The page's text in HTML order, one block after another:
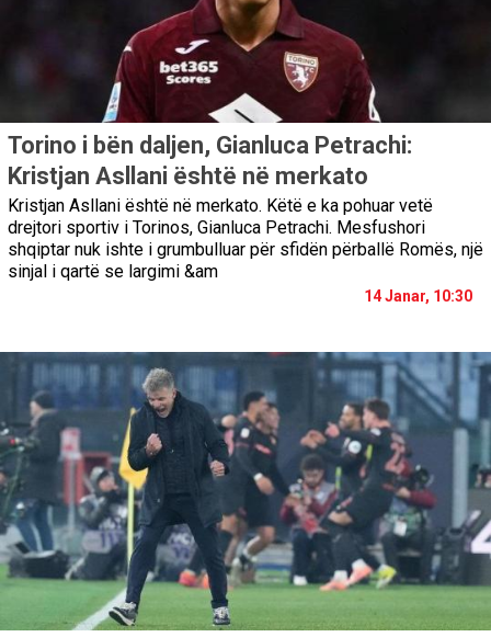
Torino i bën daljen, Gianluca Petrachi:
Kristjan Asllani është në merkato
Kristjan Asllani është në merkato. Këtë e ka pohuar vetë
drejtori sportiv i Torinos, Gianluca Petrachi. Mesfushori
shqiptar nuk ishte i grumbulluar për sfidën përballë Romës, një
sinjal i qartë se largimi &am
14 Janar, 10:30